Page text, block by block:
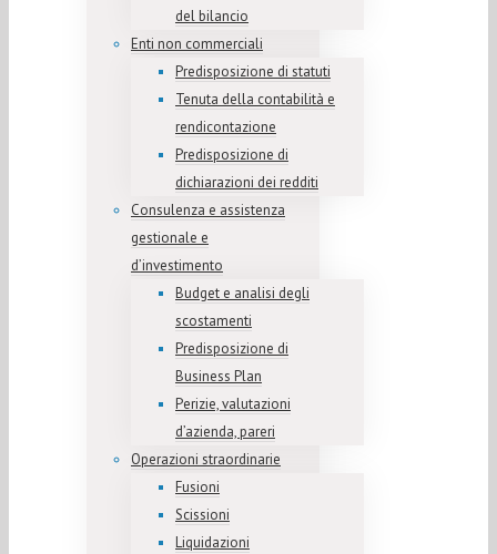
del bilancio
Enti non commerciali
Predisposizione di statuti
Tenuta della contabilità e
rendicontazione
Predisposizione di
dichiarazioni dei redditi
Consulenza e assistenza
gestionale e
d’investimento
Budget e analisi degli
scostamenti
Predisposizione di
Business Plan
Perizie, valutazioni
d’azienda, pareri
Operazioni straordinarie
Fusioni
Scissioni
Liquidazioni